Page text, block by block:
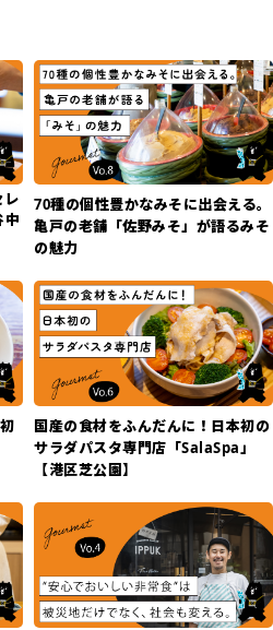
レ
中
70種の個性豊かなみそに出会える。
亀戸の老舗「佐野みそ」が語るみそ
の魅力
国産の食材をふんだんに！日本初の
サラダパスタ専門店「SalaSpa」
【港区芝公園】